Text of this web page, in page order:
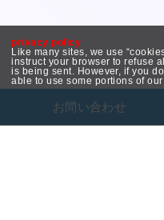
privacy policy
Like many sites, we use
instruct your browser to refuse
is being sent. However, if you
able to use some portions of our
お問い合わせ